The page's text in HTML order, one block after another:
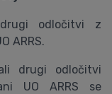
odločitvi z
ARRS.
drugi odločitvi
UO ARRS se